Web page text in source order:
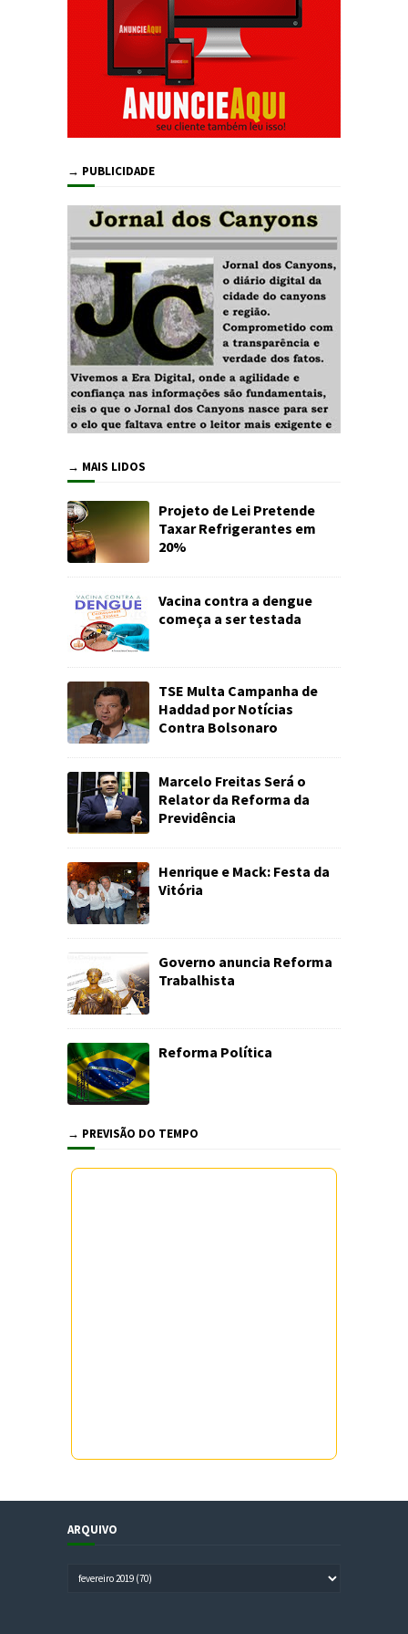
→ PUBLICIDADE
→ MAIS LIDOS
Projeto de Lei Pretende
Taxar Refrigerantes em
20%
Vacina contra a dengue
começa a ser testada
TSE Multa Campanha de
Haddad por Notícias
Contra Bolsonaro
Marcelo Freitas Será o
Relator da Reforma da
Previdência
Henrique e Mack: Festa da
Vitória
Governo anuncia Reforma
Trabalhista
Reforma Política
→ PREVISÃO DO TEMPO
ARQUIVO